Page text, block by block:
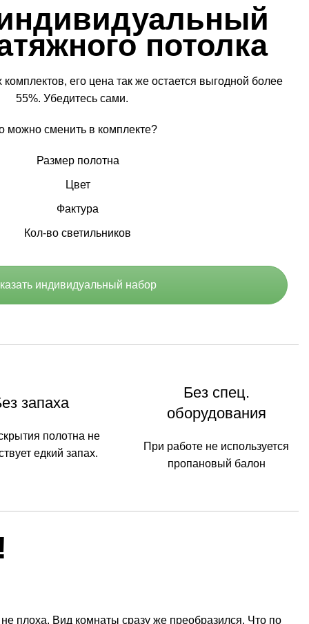
потолка
его цена так же остается выгодной более
55%. Убедитесь сами.
можно сменить в комплекте?
Размер полотна
Цвет
Фактура
Кол-во светильников
индивидуальный набор
запаха
полотна не
едкий запах.
Без спец.
оборудования
При работе не используется
пропановый балон
плоха. Вид комнаты сразу же преобразился. Что по